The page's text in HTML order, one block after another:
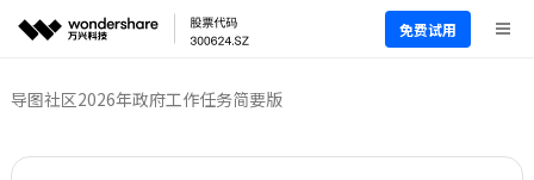
免费试用
导图社区2026年政府工作任务简要版